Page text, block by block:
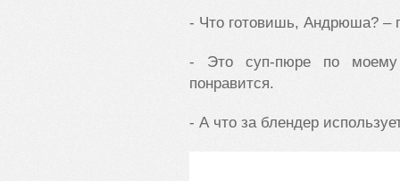
- Что готовишь, Андрюша? –
- Это суп-пюре по моему
понравится.
- А что за блендер